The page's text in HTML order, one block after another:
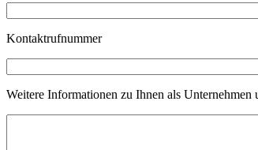
Kontaktrufnummer
Weitere Informationen zu Ihnen als Unternehmen